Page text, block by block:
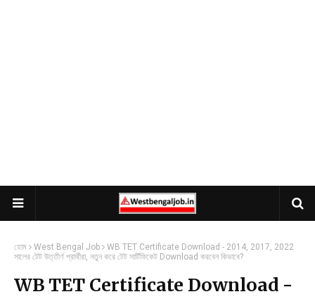
হোম West Bengal Job
WB TET Certificate Download - 2014, 2017, 2022
সালের টেট উত্তীর্ণ প্রার্থীরা, নতুন করে টেট সার্টিফিকেট Download করবেন কিভাবে?
WB TET Certificate Download -